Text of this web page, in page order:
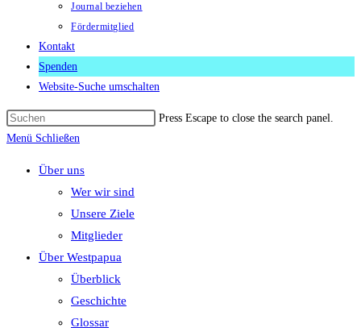
Journal beziehen
Fördermitglied
Kontakt
Spenden
Website-Suche umschalten
Press Escape to close the search panel.
Menü Schließen
Über uns
Wer wir sind
Unsere Ziele
Mitglieder
Über Westpapua
Überblick
Geschichte
Glossar